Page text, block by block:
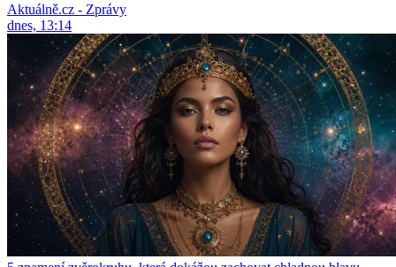
Aktuálně.cz - Zprávy
dnes, 13:14